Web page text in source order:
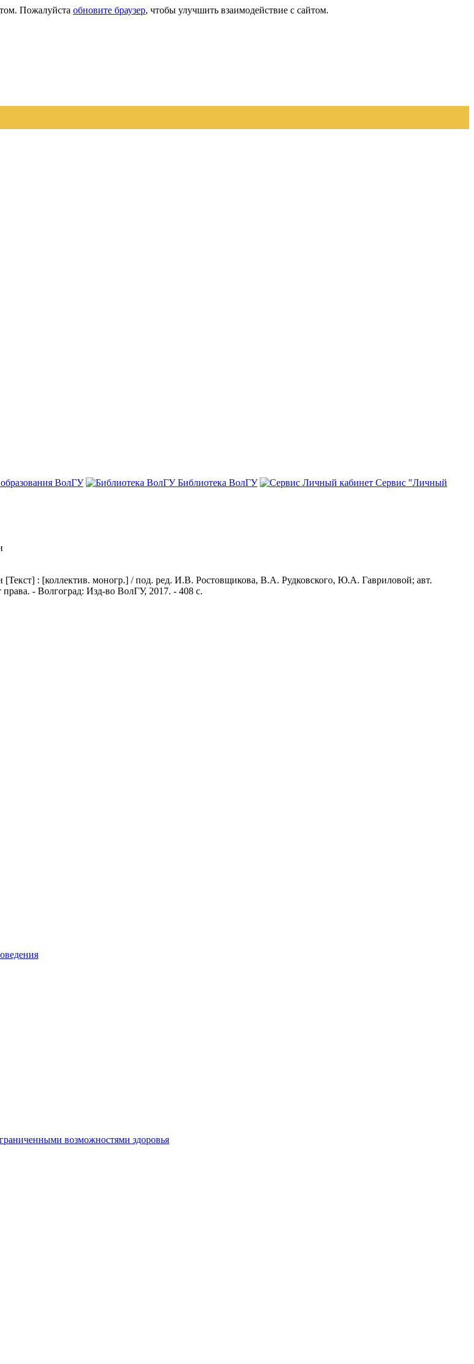
Пожалуйста обновите браузер, чтобы улучшить взаимодействие с сайтом.
ВолГУ Библиотека ВолГУ
Сервис "Личный
: [коллектив. моногр.] / под. ред. И.В. Ростовщикова, В.А. Рудковского, Ю.А. Гавриловой; авт.
- Волгоград: Изд-во ВолГУ, 2017. - 408 с.
возможностями здоровья